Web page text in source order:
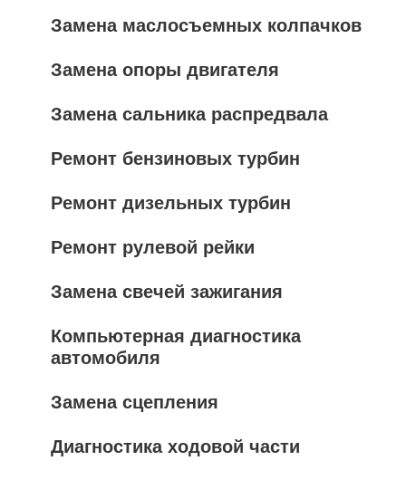
Замена маслосъемных колпачков
Замена опоры двигателя
Замена сальника распредвала
Ремонт бензиновых турбин
Ремонт дизельных турбин
Ремонт рулевой рейки
Замена свечей зажигания
Компьютерная диагностика
автомобиля
Замена сцепления
Диагностика ходовой части